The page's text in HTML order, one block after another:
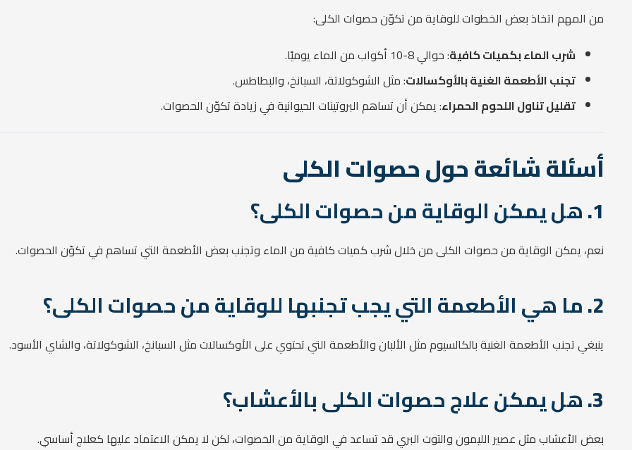
من المهم اتخاذ بعض الخطوات للوقاية من تكوّن حصوات الكلى:
شرب الماء بكميات كافية: حوالي 8-10 أكواب من الماء يوميًا.
تجنب الأطعمة الغنية بالأوكسالات: مثل الشوكولاتة، السبانخ، والبطاطس.
تقليل تناول اللحوم الحمراء: يمكن أن تساهم البروتينات الحيوانية في زيادة تكوّن الحصوات.
أسئلة شائعة حول حصوات الكلى
1. هل يمكن الوقاية من حصوات الكلى؟
نعم، يمكن الوقاية من حصوات الكلى من خلال شرب كميات كافية من الماء وتجنب بعض الأطعمة التي تساهم في تكوّن الحصوات.
2. ما هي الأطعمة التي يجب تجنبها للوقاية من حصوات الكلى؟
ينبغي تجنب الأطعمة الغنية بالكالسيوم مثل الألبان والأطعمة التي تحتوي على الأوكسالات مثل السبانخ، الشوكولاتة، والشاي الأسود.
3. هل يمكن علاج حصوات الكلى بالأعشاب؟
بعض الأعشاب مثل عصير الليمون والتوت البري قد تساعد في الوقاية من الحصوات، لكن لا يمكن الاعتماد عليها كعلاج أساسي.